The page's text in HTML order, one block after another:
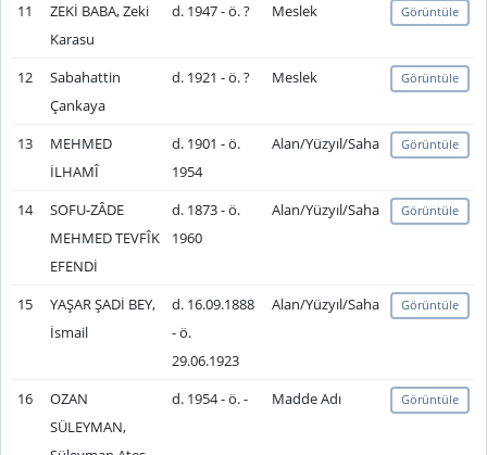
11
ZEKİ BABA, Zeki
Karasu
d. 1947 - ö. ? Meslek Görüntüle
12
Sabahattin
Çankaya
d. 1921 - ö. ? Meslek Görüntüle
13
MEHMED
İLHAMÎ
d. 1901 - ö.
1954
Alan/Yüzyıl/Saha Görüntüle
14
SOFU-ZÂDE
MEHMED TEVFÎK
EFENDİ
d. 1873 - ö.
1960
Alan/Yüzyıl/Saha Görüntüle
15
YAŞAR ŞADİ BEY,
İsmail
d. 16.09.1888
- ö.
29.06.1923
Alan/Yüzyıl/Saha Görüntüle
16
OZAN
SÜLEYMAN,
d. 1954 - ö. - Madde Adı Görüntüle